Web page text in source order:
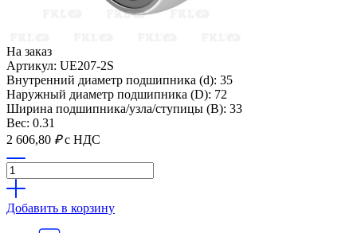
На заказ
Артикул: UE207-2S
Внутренний диаметр подшипника (d): 35
Наружный диаметр подшипника (D): 72
Ширина подшипника/узла/ступицы (B): 33
Вес: 0.31
2 606,80 ₽ с НДС
Добавить в корзину